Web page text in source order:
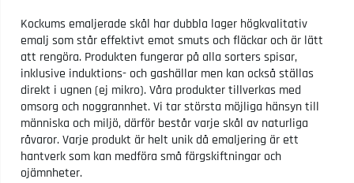
Kockums emaljerade skål har dubbla lager högkvalitativ
emalj som står effektivt emot smuts och fläckar och är lätt
att rengöra. Produkten fungerar på alla sorters spisar,
inklusive induktions- och gashällar men kan också ställas
direkt i ugnen (ej mikro). Våra produkter tillverkas med
omsorg och noggrannhet. Vi tar största möjliga hänsyn till
människa och miljö, därför består varje skål av naturliga
råvaror. Varje produkt är helt unik då emaljering är ett
hantverk som kan medföra små färgskiftningar och
ojämnheter.